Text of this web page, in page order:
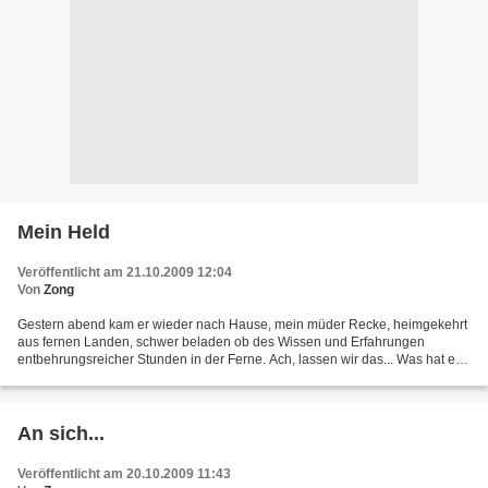
Mein Held
Veröffentlicht am 21.10.2009 12:04
Von Zong
Gestern abend kam er wieder nach Hause, mein müder Recke, heimgekehrt
aus fernen Landen, schwer beladen ob des Wissen und Erfahrungen
entbehrungsreicher Stunden in der Ferne. Ach, lassen wir das... Was hat er
An sich...
Veröffentlicht am 20.10.2009 11:43